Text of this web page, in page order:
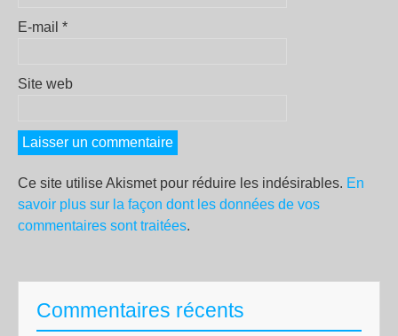
E-mail *
Site web
Ce site utilise Akismet pour réduire les indésirables. En
savoir plus sur la façon dont les données de vos
commentaires sont traitées.
Commentaires récents